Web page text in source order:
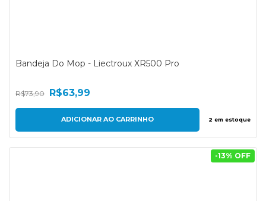
Bandeja Do Mop - Liectroux XR500 Pro
R$73,90 R$63,99
2 em estoque
-13% OFF